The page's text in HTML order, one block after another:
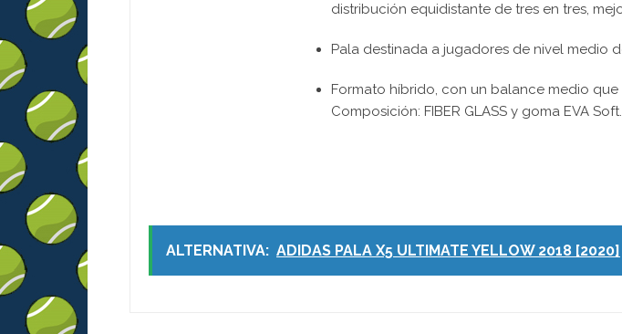
distribución equidistante de tres en tres,
Pala destinada a jugadores de nivel medio
Formato híbrido, con un balance medio
Composición: FIBER GLASS y goma EVA
ALTERNATIVA: ADIDAS PALA X5 ULTIMATE YELLOW 2018 [2020]